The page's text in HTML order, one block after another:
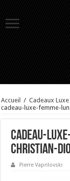
Accueil / Cadeaux
cadeau-luxe-femme-
cadeau-
christian-
Pierre Vaprilovski